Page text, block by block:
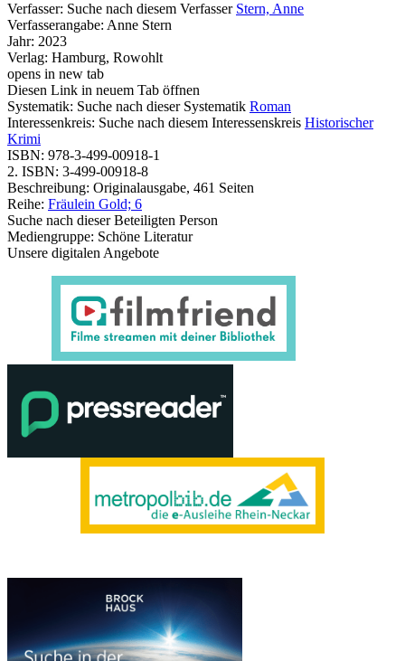
Verfasser: Suche nach diesem Verfasser Stern, Anne
Verfasserangabe: Anne Stern
Jahr: 2023
Verlag: Hamburg, Rowohlt
opens in new tab
Diesen Link in neuem Tab öffnen
Systematik: Suche nach dieser Systematik Roman
Interessenkreis: Suche nach diesem Interessenskreis Historischer
Krimi
ISBN: 978-3-499-00918-1
2. ISBN: 3-499-00918-8
Beschreibung: Originalausgabe, 461 Seiten
Reihe: Fräulein Gold; 6
Suche nach dieser Beteiligten Person
Mediengruppe: Schöne Literatur
Unsere digitalen Angebote